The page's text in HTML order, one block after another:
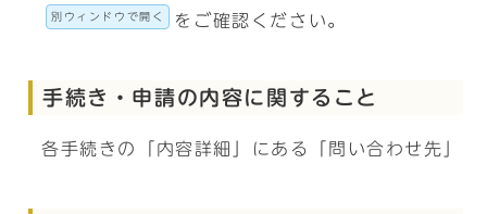
別ウィンドウで開く をご確認ください。
手続き・申請の内容に関すること
各手続きの「内容詳細」にある「問い合わせ先」